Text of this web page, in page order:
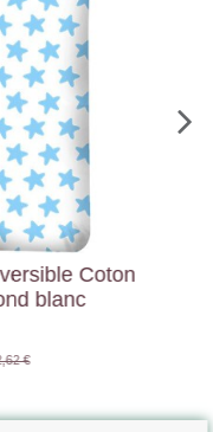
Coton
blanc
€